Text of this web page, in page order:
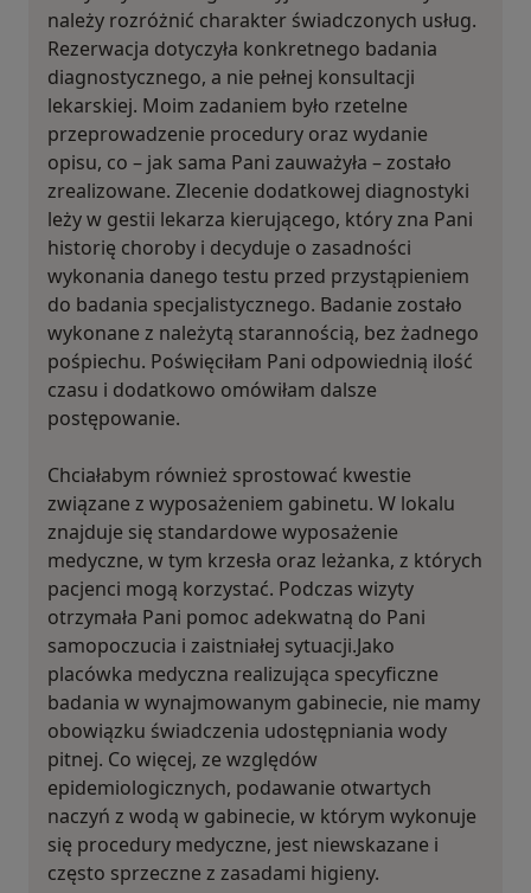
należy rozróżnić charakter świadczonych usług.
Rezerwacja dotyczyła konkretnego badania
diagnostycznego, a nie pełnej konsultacji
lekarskiej. Moim zadaniem było rzetelne
przeprowadzenie procedury oraz wydanie
opisu, co – jak sama Pani zauważyła – zostało
zrealizowane. Zlecenie dodatkowej diagnostyki
leży w gestii lekarza kierującego, który zna Pani
historię choroby i decyduje o zasadności
wykonania danego testu przed przystąpieniem
do badania specjalistycznego. Badanie zostało
wykonane z należytą starannością, bez żadnego
pośpiechu. Poświęciłam Pani odpowiednią ilość
czasu i dodatkowo omówiłam dalsze
postępowanie.
Chciałabym również sprostować kwestie
związane z wyposażeniem gabinetu. W lokalu
znajduje się standardowe wyposażenie
medyczne, w tym krzesła oraz leżanka, z których
pacjenci mogą korzystać. Podczas wizyty
otrzymała Pani pomoc adekwatną do Pani
samopoczucia i zaistniałej sytuacji.Jako
placówka medyczna realizująca specyficzne
badania w wynajmowanym gabinecie, nie mamy
obowiązku świadczenia udostępniania wody
pitnej. Co więcej, ze względów
epidemiologicznych, podawanie otwartych
naczyń z wodą w gabinecie, w którym wykonuje
się procedury medyczne, jest niewskazane i
często sprzeczne z zasadami higieny.